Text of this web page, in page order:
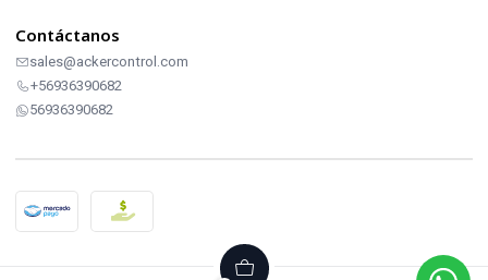
Contáctanos
sales@ackercontrol.com
+56936390682
56936390682
2026 ACKERCONTROL INDUSTRIAL.